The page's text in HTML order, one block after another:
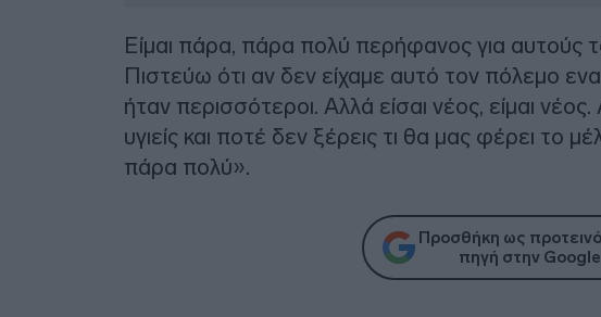
Είμαι πάρα, πάρα πολύ περήφανος για αυτούς
Πιστεύω ότι αν δεν είχαμε αυτό τον πόλεμο
ήταν περισσότεροι. Αλλά είσαι νέος, είμαι
υγιείς και ποτέ δεν ξέρεις τι θα μας φέρει το
πάρα πολύ».
Προσθήκη ως
πηγή στην Google